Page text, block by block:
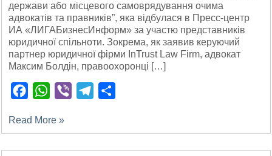
держави або місцевого самоврядування очима
адвокатів та правників”, яка відбулася в Пресс-центр
ИА «ЛИГАБизнесИнформ» за участю представників
юридичної спільноти. Зокрема, як заявив керуючий
партнер юридичної фірми InTrust Law Firm, адвокат
Максим Болдін, правоохоронці […]
FacebookWhatsApp
Viber Telegram
Read More »